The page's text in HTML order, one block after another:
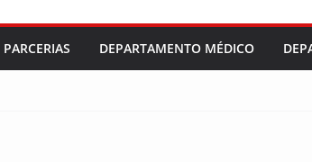
PARCERIAS DEPARTAMENTO MÉDICO